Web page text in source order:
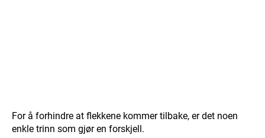
For å forhindre at flekkene kommer tilbake, er det noen
enkle trinn som gjør en forskjell.